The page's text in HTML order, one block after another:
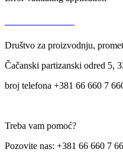
Društvo za proizvodnju,
Čačanski partizanski odred 5,
broj telefona +381 66 660 7
Treba vam pomoć?
Pozovite nas: +381 66 660 7